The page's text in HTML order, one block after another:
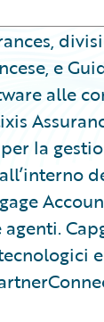
e
alle
la